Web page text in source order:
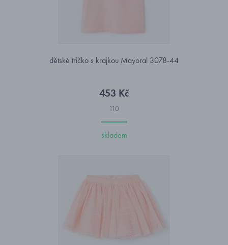
dětské tričko s krajkou Mayoral 3078-44
453 Kč
110
skladem